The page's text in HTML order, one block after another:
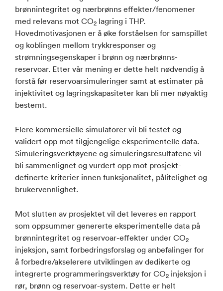
brønnintegritet og nærbrønns effekter/fenomener
med relevans mot CO2 lagring i THP.
Hovedmotivasjonen er å øke forståelsen for samspillet
og koblingen mellom trykkresponser og
strømningsegenskaper i brønn og nærbrønns-
reservoar. Etter vår mening er dette helt nødvendig å
forstå før reservoarsimuleringer samt at estimater på
injektivitet og lagringskapasiteter kan bli mer nøyaktig
bestemt.
Flere kommersielle simulatorer vil bli testet og
validert opp mot tilgjengelige eksperimentelle data.
Simuleringsverktøyene og simuleringsresultatene vil
bli sammenlignet og vurdert opp mot prosjekt-
definerte kriterier innen funksjonalitet, pålitelighet og
brukervennlighet.
Mot slutten av prosjektet vil det leveres en rapport
som oppsummer genererte eksperimentelle data på
brønnintegritet og reservoar-effekter under CO2
injeksjon, samt forbedringsforslag og anbefalinger for
å forbedre/akselerere utviklingen av dedikerte og
integrerte programmeringsverktøy for CO2 injeksjon i
rør, brønn og reservoar-system. Dette er helt